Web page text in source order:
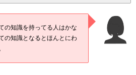
の知識を持ってる人はかな
の知識となるとほんとにわ